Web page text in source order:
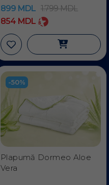
899 MDL 1.799MDL
854 MDL
-50%
Plapumă Dormeo Aloe
Vera